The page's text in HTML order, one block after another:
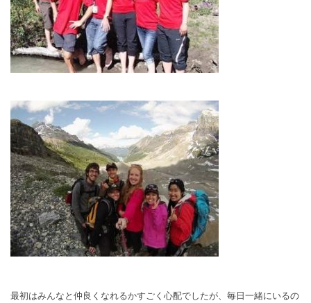
最初はみんなと仲良くなれるかすごく心配でしたが、毎日一緒にいるの